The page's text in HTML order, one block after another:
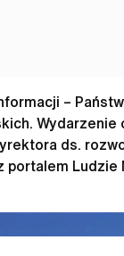
–
ds.
portalem Ludzie